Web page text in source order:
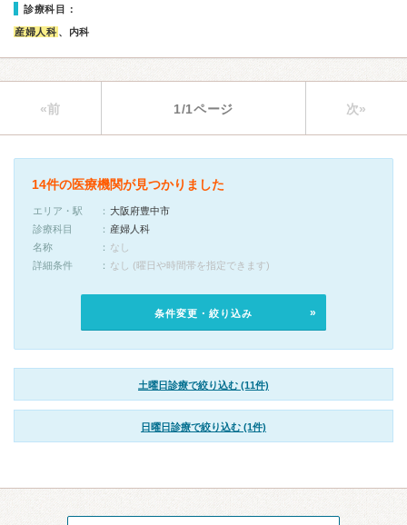
診療科目：
産婦人科 、内科
«前 1/1ページ 次»
14件の医療機関が見つかりました
エリア・駅
大阪府豊中市
診療科目
産婦人科
名称
なし
詳細条件
なし (曜日や時間帯を指定できます)
条件変更・絞り込み
土曜日診療で絞り込む (11件)
日曜日診療で絞り込む (1件)